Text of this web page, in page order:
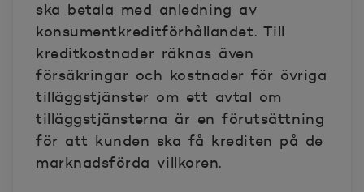
ska betala med anledning av
konsumentkreditförhållandet. Till
kreditkostnader räknas även
försäkringar och kostnader för övriga
tilläggstjänster om ett avtal om
tilläggstjänsterna är en förutsättning
för att kunden ska få krediten på de
marknadsförda villkoren.